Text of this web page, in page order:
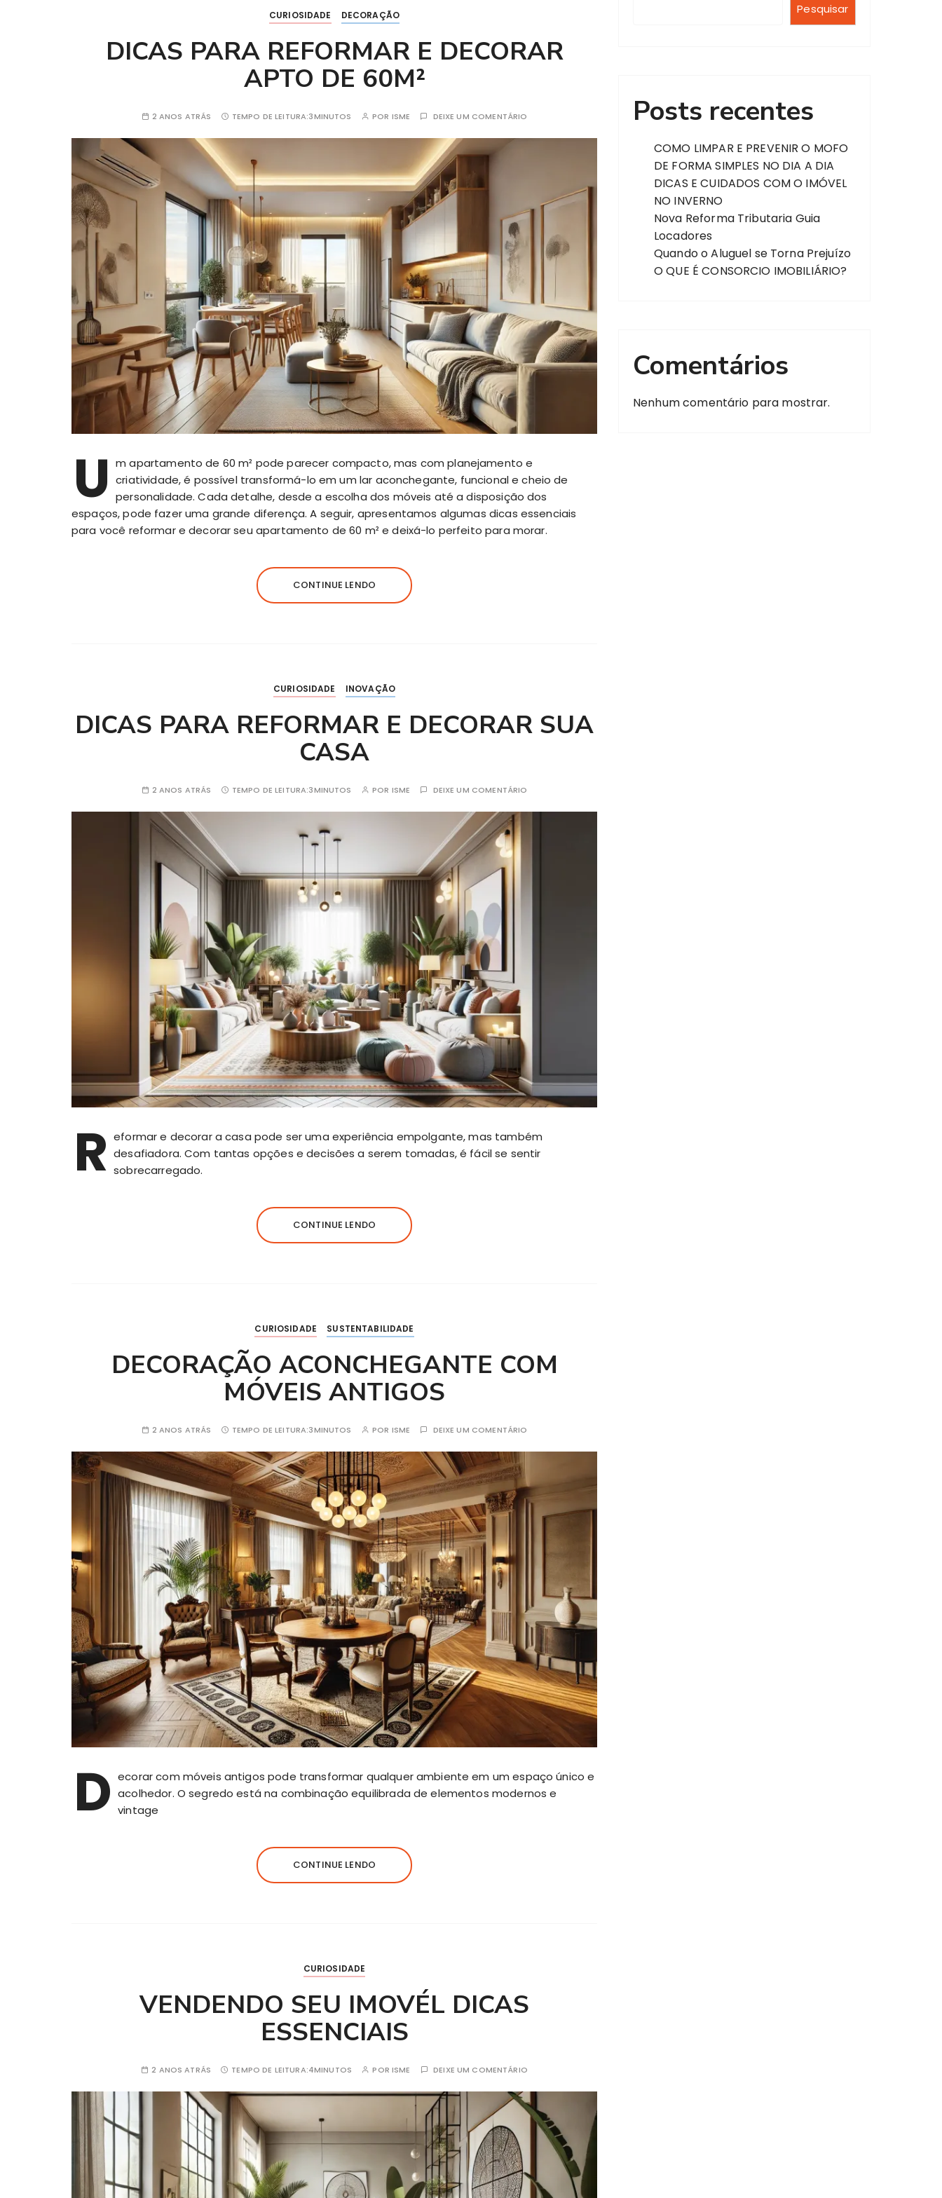
CURIOSIDADE DECORAÇÃO
DICAS PARA REFORMAR E DECORAR
APTO DE 60M²
2 ANOS ATRÁS TEMPO DE LEITURA:3MINUTOS POR ISME DEIXE UM COMENTÁRIO
U m apartamento de 60 m² pode parecer compacto, mas com planejamento e
criatividade, é possível transformá-lo em um lar aconchegante, funcional e cheio de
personalidade. Cada detalhe, desde a escolha dos móveis até a disposição dos
espaços, pode fazer uma grande diferença. A seguir, apresentamos algumas dicas essenciais
para você reformar e decorar seu apartamento de 60 m² e deixá-lo perfeito para morar.
CONTINUE LENDO
CURIOSIDADE INOVAÇÃO
DICAS PARA REFORMAR E DECORAR SUA
CASA
2 ANOS ATRÁS TEMPO DE LEITURA:3MINUTOS POR ISME DEIXE UM COMENTÁRIO
R eformar e decorar a casa pode ser uma experiência empolgante, mas também
desafiadora. Com tantas opções e decisões a serem tomadas, é fácil se sentir
sobrecarregado.
CONTINUE LENDO
CURIOSIDADE SUSTENTABILIDADE
DECORAÇÃO ACONCHEGANTE COM
MÓVEIS ANTIGOS
2 ANOS ATRÁS TEMPO DE LEITURA:3MINUTOS POR ISME DEIXE UM COMENTÁRIO
D ecorar com móveis antigos pode transformar qualquer ambiente em um espaço único e
acolhedor. O segredo está na combinação equilibrada de elementos modernos e
vintage
CONTINUE LENDO
CURIOSIDADE
VENDENDO SEU IMOVÉL DICAS
ESSENCIAIS
2 ANOS ATRÁS TEMPO DE LEITURA:4MINUTOS PORISME DEIXE UM COMENTÁRIO
Pesquisar
Posts recentes
COMO LIMPAR E PREVENIR O MOFO
DE FORMA SIMPLES NO DIA A DIA
DICAS E CUIDADOS COM O IMÓVEL
NO INVERNO
Nova Reforma Tributaria Guia
Locadores
Quando o Aluguel se Torna Prejuízo
O QUE É CONSORCIO IMOBILIÁRIO?
Comentários
Nenhum comentário para mostrar.